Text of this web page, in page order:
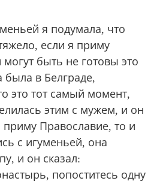
я подумала, что
если я приму
быть не готовы это
была в Белграде,
это тот самый момент,
этим с мужем, и он
приму Православие, то и
с игуменьей, она
и он сказал:
попоститесь одну